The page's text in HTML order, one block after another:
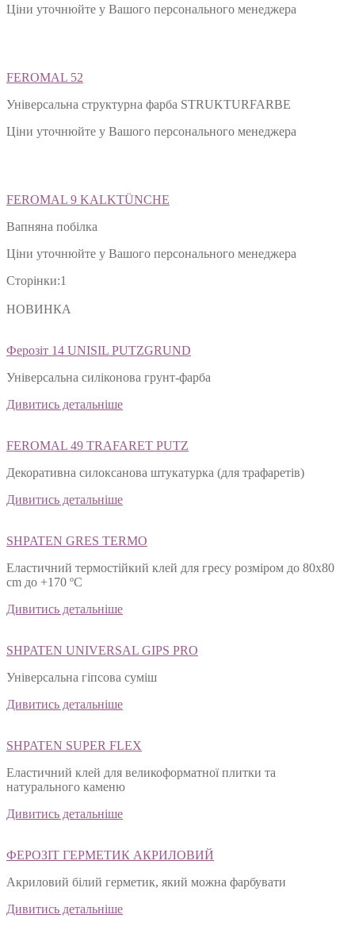
Ціни уточнюйте у Вашого персонального менеджера
FEROMAL 52
Універсальна структурна фарба STRUKTURFARBE
Ціни уточнюйте у Вашого персонального менеджера
FEROMAL 9 KALKTÜNCHE
Вапняна побілка
Ціни уточнюйте у Вашого персонального менеджера
Сторінки:1
НОВИНКА
Ферозіт 14 UNISIL PUTZGRUND
Універсальна силіконова грунт-фарба
Дивитись детальніше
FEROMAL 49 TRAFARET PUTZ
Декоративна силоксанова штукатурка (для трафаретів)
Дивитись детальніше
SHPATEN GRES TERMO
Еластичний термостійкий клей для гресу розміром до 80х80
cm до +170 ºС
Дивитись детальніше
SHPATEN UNIVERSAL GIPS PRO
Універсальна гіпсова суміш
Дивитись детальніше
SHPATEN SUPER FLEX
Еластичний клей для великоформатної плитки та
натурального каменю
Дивитись детальніше
ФЕРОЗІТ ГЕРМЕТИК АКРИЛОВИЙ
Акриловий білий герметик, який можна фарбувати
Дивитись детальніше